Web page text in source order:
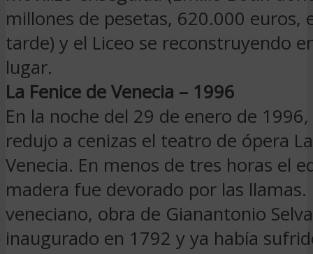
millones de pesetas, 620.000 euros,
tarde) y el Liceo se reconstruyendo
lugar.
La Fenice de Venecia – 1996
En la noche del 29 de enero de
redujo a cenizas el teatro de ópera
Venecia. En menos de tres horas el
madera fue devorado por las
veneciano, obra de Gianantonio
inaugurado en 1792 y ya había